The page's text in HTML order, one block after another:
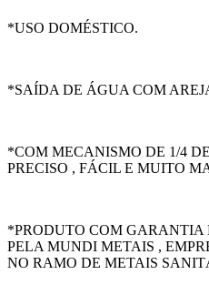
*USO DOMÉSTICO.
*SAÍDA DE ÁGUA COM
*COM MECANISMO DE 1/4
PRECISO , FÁCIL E MUITO
*PRODUTO COM
PELA MUNDI METAIS ,
NO RAMO DE METAIS